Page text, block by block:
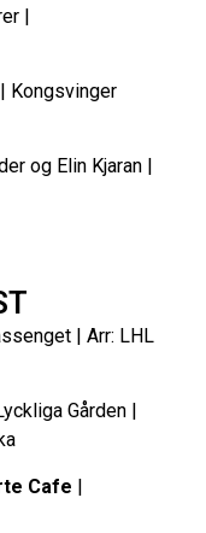
|
Kongsvinger
og Elin Kjaran |
| Arr: LHL
Gården |
Cafe |